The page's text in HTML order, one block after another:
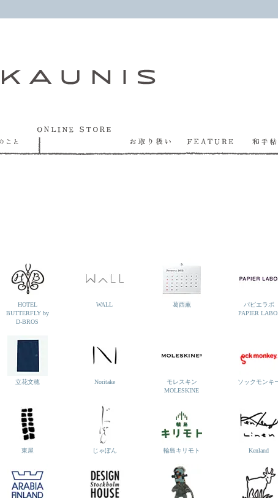
HOTEL
BUTTERFLY by
D-BROS
WALL 葛西薫
パピエラボ
PAPIER LABO.
立花文穂 Noritake
モレスキン
MOLESKINE
ソックモンキ
東屋 じゃぼん 輪島キリモト Kenland